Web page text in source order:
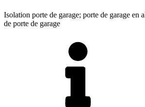
Isolation porte de garage; porte de garage en
de porte de garage